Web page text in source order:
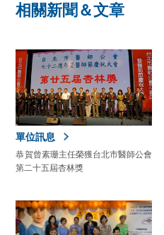
相關新聞＆文章
單位訊息
恭賀曾素珊主任榮獲台北市醫師公會
第二十五屆杏林獎